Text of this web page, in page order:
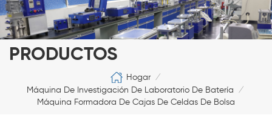
PRODUCTOS
Hogar /
Máquina De Investigación De Laboratorio De Batería /
Máquina Formadora De Cajas De Celdas De Bolsa